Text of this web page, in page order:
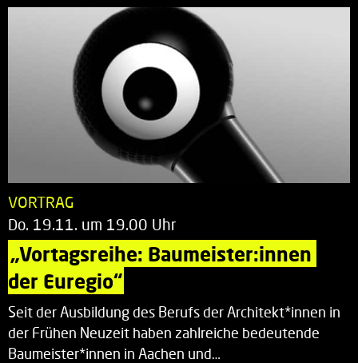
VORTRAG
Do. 19.11. um 19.00 Uhr
„Vortagsreihe: Baumeister:innen
der Euregio“
Seit der Ausbildung des Berufs der Architekt*innen in
der Frühen Neuzeit haben zahlreiche bedeutende
Baumeister*innen in Aachen und…